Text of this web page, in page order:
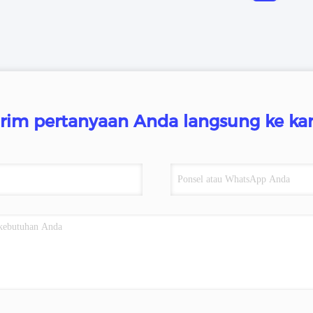
pertanyaan Anda langsung ke